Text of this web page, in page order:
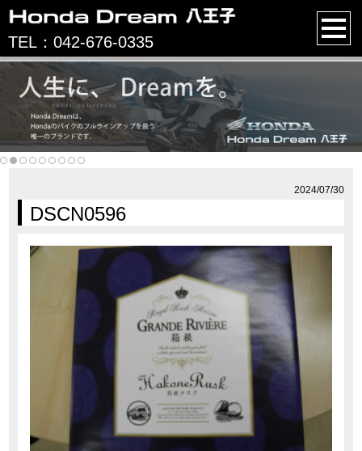
TEL：042-676-0335
2024/07/30
DSCN0596